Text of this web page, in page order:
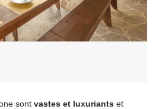
sont vastes et luxuriants et